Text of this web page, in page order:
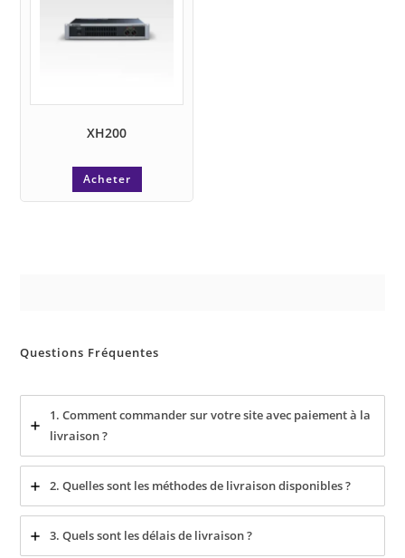
XH200
Acheter
Questions Fréquentes
1. Comment commander sur votre site avec paiement à la
livraison ?
2. Quelles sont les méthodes de livraison disponibles ?
3. Quels sont les délais de livraison ?